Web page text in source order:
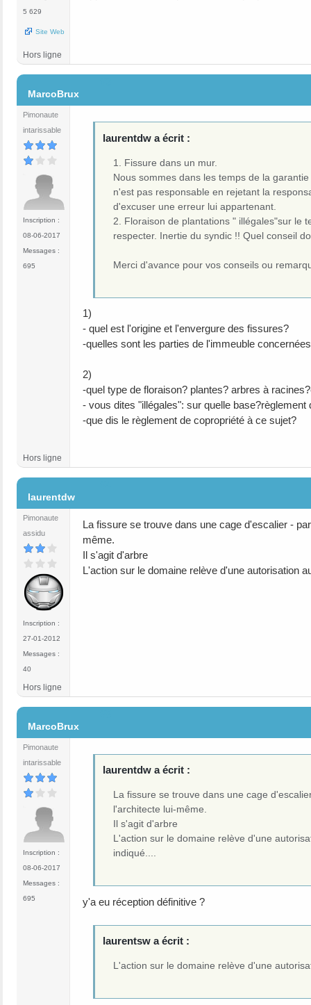
5 629
Site Web
Hors ligne
MarcoBrux
Pimonaute
intarissable
Inscription :
08-06-2017
Messages :
695
laurentdw a écrit :
1. Fissure dans un mur.
Nous sommes dans les temps de la
n'est pas responsable en rejetant la
d'excuser une erreur lui appartenant.
2. Floraison de plantations " illégales"sur le
respecter. Inertie du syndic !! Quel conseil
Merci d'avance pour vos conseils ou
1)
- quel est l'origine et l'envergure des fissures?
-quelles sont les parties de l'immeuble
2)
-quel type de floraison? plantes? arbres à
- vous dites "illégales": sur quelle
-que dis le règlement de copropriété à ce sujet?
Hors ligne
laurentdw
Pimonaute
assidu
Inscription :
27-01-2012
Messages :
40
La fissure se trouve dans une cage d'escalier -
même.
Il s'agit d'arbre
L'action sur le domaine relève d'une autorisation
Hors ligne
MarcoBrux
Pimonaute
intarissable
Inscription :
08-06-2017
Messages :
695
laurentdw a écrit :
La fissure se trouve dans une cage
l'architecte lui-même.
Il s'agit d'arbre
L'action sur le domaine relève d'une
indiqué....
y'a eu réception définitive ?
laurentsw a écrit :
L'action sur le domaine relève d'une